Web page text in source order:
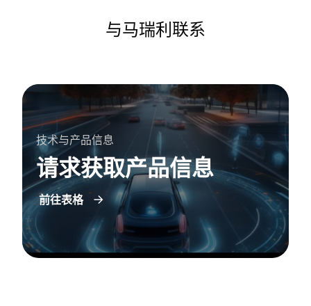
与马瑞利联系
技术与产品信息
请求获取产品信息
前往表格